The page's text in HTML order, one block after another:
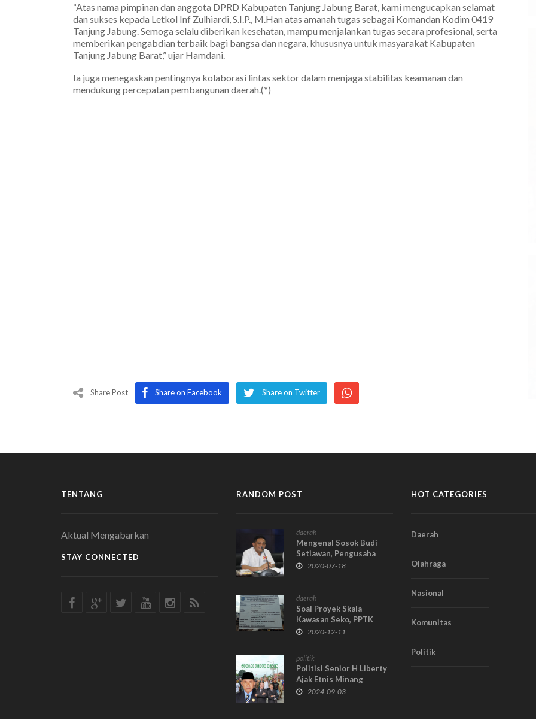
“Atas nama pimpinan dan anggota DPRD Kabupaten Tanjung Jabung Barat, kami mengucapkan selamat
dan sukses kepada Letkol Inf Zulhiardi, S.I.P., M.Han atas amanah tugas sebagai Komandan Kodim 0419
Tanjung Jabung. Semoga selalu diberikan kesehatan, mampu menjalankan tugas secara profesional, serta
memberikan pengabdian terbaik bagi bangsa dan negara, khususnya untuk masyarakat Kabupaten
Tanjung Jabung Barat,” ujar Hamdani.
Ia juga menegaskan pentingnya kolaborasi lintas sektor dalam menjaga stabilitas keamanan dan
mendukung percepatan pembangunan daerah.(*)
Share Post Share on Facebook Share on Twitter
TENTANG
Aktual Mengabarkan
STAY CONNECTED
RANDOM POST
daerah
Mengenal Sosok Budi
Setiawan, Pengusaha
Sukses dari Jambi
2020-07-18
daerah
Soal Proyek Skala
Kawasan Seko, PPTK
Mendadak Bungkam
2020-12-11
politik
Politisi Senior H Liberty
Ajak Etnis Minang
Dukung Antos-Lendra
2024-09-03
HOT CATEGORIES
Daerah
Olahraga
Nasional
Komunitas
Politik